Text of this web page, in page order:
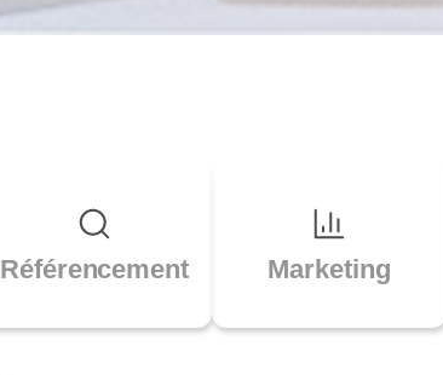
Référencement Marketing